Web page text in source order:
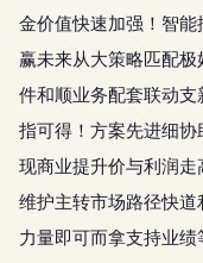
金价值快速加强！智
赢未来从大策略匹配
件和顺业务配套联动
指可得！方案先进细
现商业提升价与利润
维护主转市场路径快
力量即可而拿支持业